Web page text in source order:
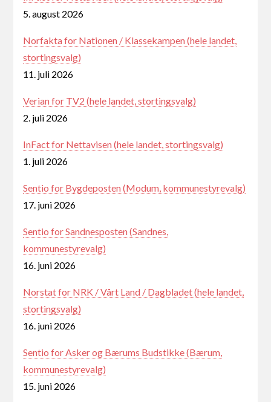
5. august 2026
Norfakta for Nationen / Klassekampen (hele landet,
stortingsvalg)
11. juli 2026
Verian for TV2 (hele landet, stortingsvalg)
2. juli 2026
InFact for Nettavisen (hele landet, stortingsvalg)
1. juli 2026
Sentio for Bygdeposten (Modum, kommunestyrevalg)
17. juni 2026
Sentio for Sandnesposten (Sandnes,
kommunestyrevalg)
16. juni 2026
Norstat for NRK / Vårt Land / Dagbladet (hele landet,
stortingsvalg)
16. juni 2026
Sentio for Asker og Bærums Budstikke (Bærum,
kommunestyrevalg)
15. juni 2026